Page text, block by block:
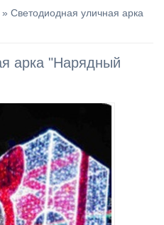
» Светодиодная уличная арка
арка "Нарядный